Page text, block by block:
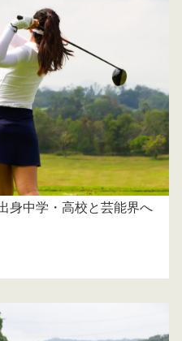
身中学・高校と芸能界へ